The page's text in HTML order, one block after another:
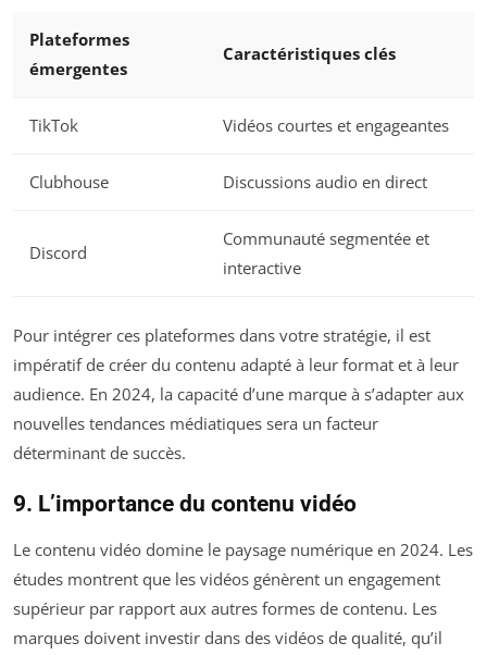
Plateformes
émergentes
Caractéristiques clés
TikTok Vidéos courtes et engageantes
Clubhouse Discussions audio en direct
Discord
Communauté segmentée et
interactive
Pour intégrer ces plateformes dans votre stratégie, il est
impératif de créer du contenu adapté à leur format et à leur
audience. En 2024, la capacité d’une marque à s’adapter aux
nouvelles tendances médiatiques sera un facteur
déterminant de succès.
9. L’importance du contenu vidéo
Le contenu vidéo domine le paysage numérique en 2024. Les
études montrent que les vidéos génèrent un engagement
supérieur par rapport aux autres formes de contenu. Les
marques doivent investir dans des vidéos de qualité, qu’il